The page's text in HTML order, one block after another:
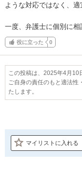
ような対応ではなく、適
一度、弁護士に個別に相
役に立った 0
この投稿は、2025年4月10
ご自身の責任のもと適法
たします。
マイリストに入れる